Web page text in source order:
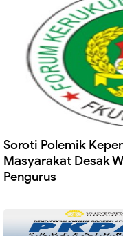
Soroti Polemik
Masyarakat Desak
Pengurus